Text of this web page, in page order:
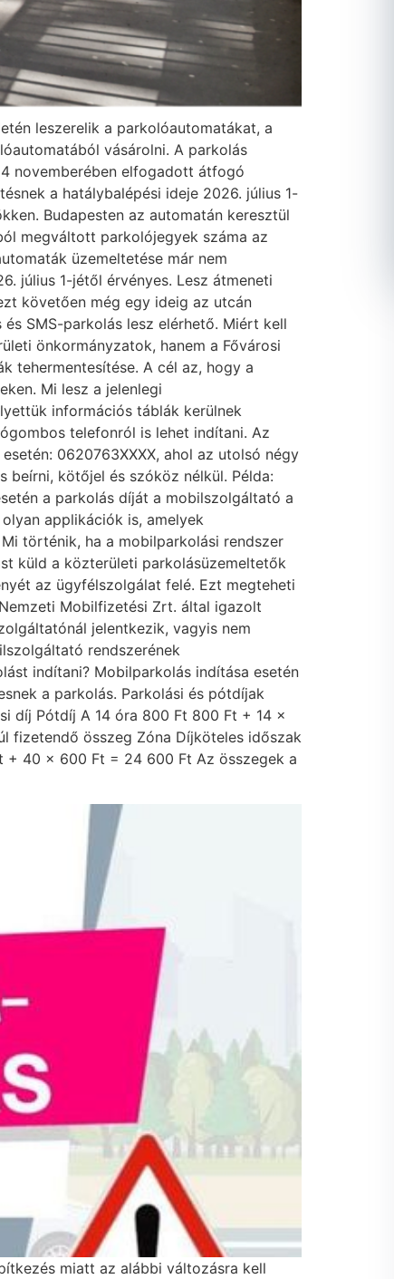
leszerelik a parkolóautomatákat, a
vásárolni. A parkolás
novemberében elfogadott átfogó
a hatálybalépési ideje 2026. július 1-
Budapesten az automatán keresztül
megváltott parkolójegyek száma az
üzemeltetése már nem
július 1-jétől érvényes. Lesz átmeneti
követően még egy ideig az utcán
SMS-parkolás lesz elérhető. Miért kell
önkormányzatok, hanem a Fővárosi
tehermentesítése. A cél az, hogy a
Mi lesz a jelenlegi
információs táblák kerülnek
telefonról is lehet indítani. Az
0620763XXXX, ahol az utolsó négy
beírni, kötőjel és szóköz nélkül. Példa:
a parkolás díját a mobilszolgáltató a
applikációk is, amelyek
történik, ha a mobilparkolási rendszer
küld a közterületi parkolásüzemeltetők
az ügyfélszolgálat felé. Ezt megteheti
Mobilfizetési Zrt. által igazolt
jelentkezik, vagyis nem
rendszerének
indítani? Mobilparkolás indítása esetén
a parkolás. Parkolási és pótdíjak
díj Pótdíj A 14 óra 800 Ft 800 Ft + 14 ×
fizetendő összeg Zóna Díjköteles időszak
40 × 600 Ft = 24 600 Ft Az összegek a
miatt az alábbi változásra kell